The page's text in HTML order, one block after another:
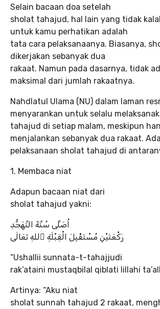
Selain bacaan doa setelah
sholat tahajud, hal lain yang tidak
untuk kamu perhatikan adalah
tata cara pelaksanaanya. Biasanya,
dikerjakan sebanyak dua
rakaat. Namun pada dasarnya, tidak
maksimal dari jumlah rakaatnya.
Nahdlatul Ulama (NU) dalam laman
menyarankan untuk selalu
tahajud di setiap malam, meskipun
menjalankan sebanyak dua rakaat.
pelaksanaan sholat tahajud di
1. Membaca niat
Adapun bacaan niat dari
sholat tahajud yakni:
اُصَلِّى سُنَّةً التَّهَجُّدِ
رَكْعَتَيْنِ مُسْتَقْبِلَ الْقِبْلَةِ ِللهِ تَعَالَى
“Ushallii sunnata-t-tahajjudi
rak’ataini mustaqbilal qiblati lillahi
Artinya: “Aku niat
sholat sunnah tahajud 2 rakaat,